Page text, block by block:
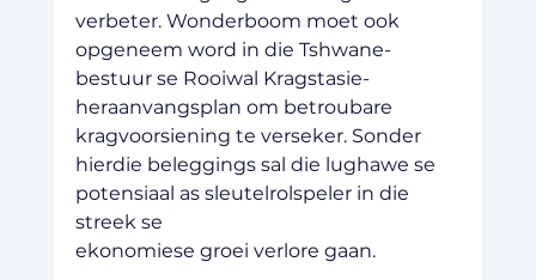
verbeter. Wonderboom moet ook
opgeneem word in die Tshwane-
bestuur se Rooiwal Kragstasie-
heraanvangsplan om betroubare
kragvoorsiening te verseker. Sonder
hierdie beleggings sal die lughawe se
potensiaal as sleutelrolspeler in die
streek se
ekonomiese groei verlore gaan.